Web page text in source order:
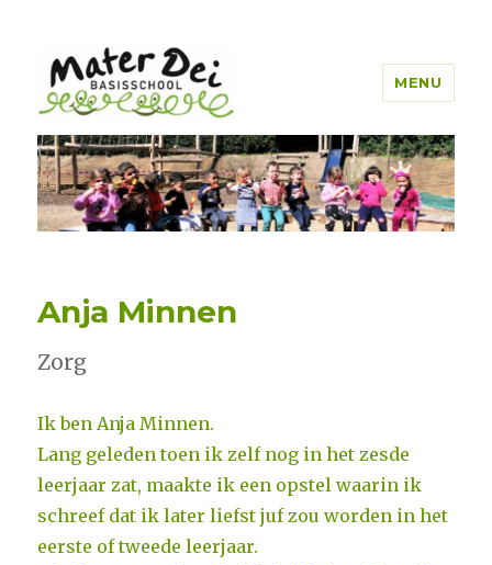
Mater Dei Genk
MENU
Anja Minnen
Zorg
Ik ben Anja Minnen.
Lang geleden toen ik zelf nog in het zesde
leerjaar zat, maakte ik een opstel waarin ik
schreef dat ik later liefst juf zou worden in het
eerste of tweede leerjaar.